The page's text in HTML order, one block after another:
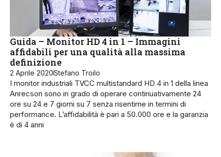
Guida – Monitor HD 4 in 1 – Immagini
affidabili per una qualità alla massima
definizione
2 Aprile 2020Stefano Troilo
I monitor industriali TVCC multistandard HD 4 in 1 della linea
Anrecson sono in grado di operare continuativamente 24
ore su 24 e 7 giorni su 7 senza risentirne in termini di
performance. L’affidabilità è pari a 50.000 ore e la garanzia
è di 4 anni